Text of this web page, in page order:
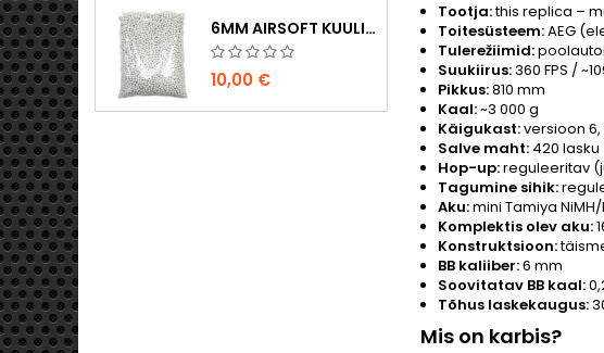
6MM AIRSOFT KUULID - 2000 TK, 0,20G, KÕRGE KVALITEET
10,00 €
Tootja:this replica –
Toitesüsteem:AEG
Tulerežiimid:
Suukiirus:360 FPS /
Pikkus:810 mm
Kaal:~3 000 g
Käigukast:versioon
Salve maht: 420
Hop-up:reguleeritav
Tagumine sihik:
Aku:mini Tamiya
Komplektis olev aku:
Konstruktsioon:
BB kaliiber:6 mm
Soovitatav BB kaal:
Tõhus laskekaugus:
Mis on karbis?